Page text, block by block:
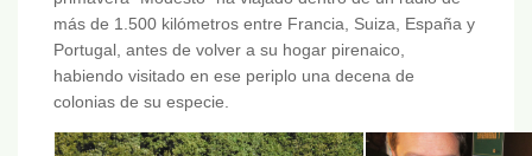
más de 1.500 kilómetros entre Francia, Suiza, España y
Portugal, antes de volver a su hogar pirenaico,
habiendo visitado en ese periplo una decena de
colonias de su especie.